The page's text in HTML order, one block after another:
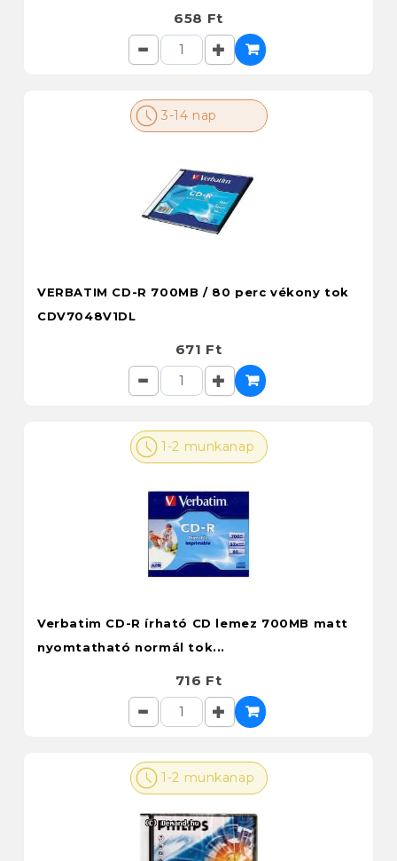
658 Ft
3-14 nap
VERBATIM CD-R 700MB / 80 perc vékony tok
CDV7048V1DL
671 Ft
1-2 munkanap
Verbatim CD-R írható CD lemez 700MB matt
nyomtatható normál tok...
716 Ft
1-2 munkanap